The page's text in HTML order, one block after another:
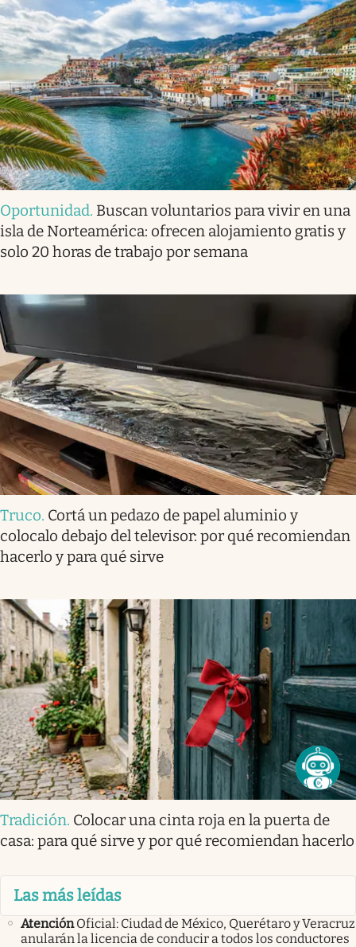
Oportunidad. Buscan voluntarios para vivir en una
isla de Norteamérica: ofrecen alojamiento gratis y
solo 20 horas de trabajo por semana
Truco. Cortá un pedazo de papel aluminio y
colocalo debajo del televisor: por qué recomiendan
hacerlo y para qué sirve
Tradición. Colocar una cinta roja en la puerta de
casa: para qué sirve y por qué recomiendan hacerlo
Las más leídas
Atención Oficial: Ciudad de México, Querétaro y Veracruz
anularán la licencia de conducir a todos los conductores